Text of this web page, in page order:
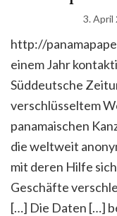
3. April
http://
einem Jahr
Süddeutsche
verschlüsseltem
panamaischen
die weltweit
mit deren Hilfe
Geschäfte
[…] Die Daten […]